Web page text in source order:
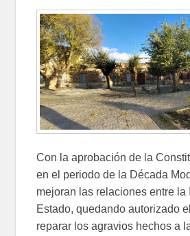
Con la aprobación de la
en el periodo de la Década
mejoran las relaciones entre la
Estado, quedando autorizado
reparar los agravios hechos a